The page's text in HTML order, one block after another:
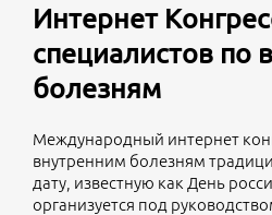
Интернет
специалистов по
болезням
Международный интернет
внутренним болезням
дату, известную как День
организуется под